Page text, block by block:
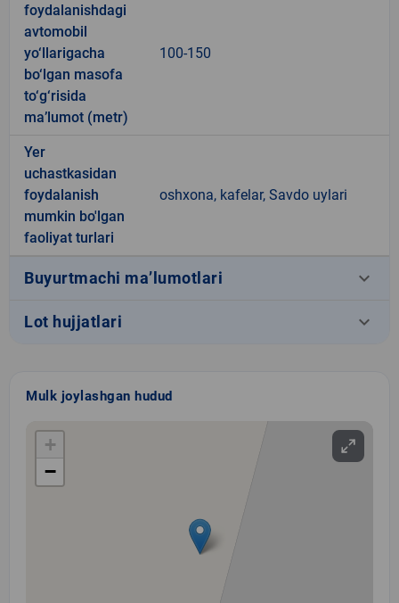
foydalanishdagi
avtomobil
yo‘llarigacha
bo‘lgan masofa
to‘g‘risida
ma’lumot (metr)
100-150
Yer
uchastkasidan
foydalanish
mumkin bo'lgan
faoliyat turlari
oshxona, kafelar, Savdo uylari
Buyurtmachi ma’lumotlari keyboard_arrow_down
Lot hujjatlari keyboard_arrow_down
Mulk joylashgan hudud
+
−